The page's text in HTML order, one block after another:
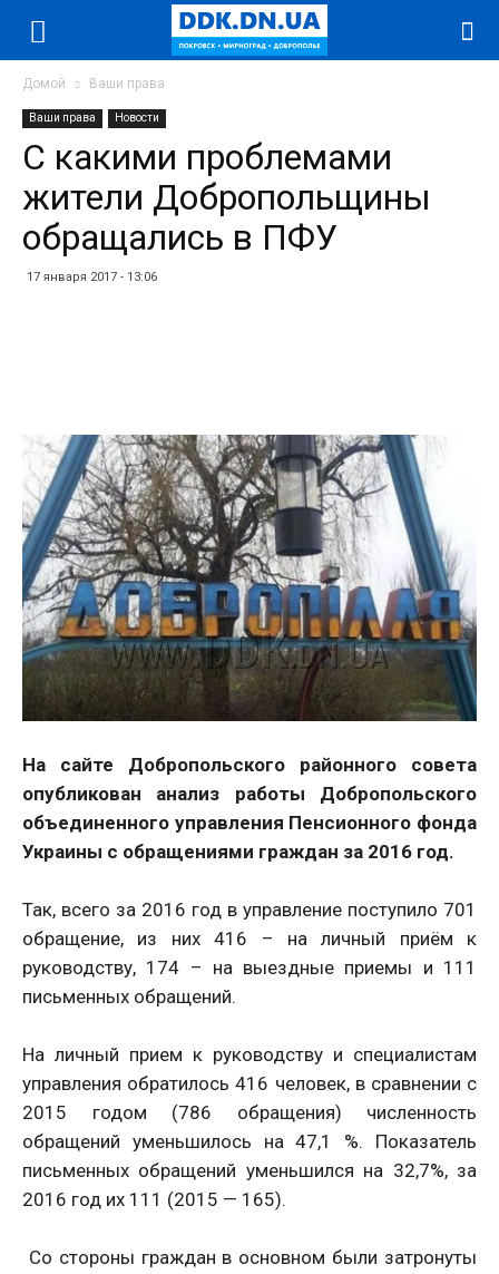
Домой Ваши права
Ваши права Новости
С какими проблемами
жители Добропольщины
обращались в ПФУ
17 января 2017 - 13:06
На сайте Добропольского районного совета
опубликован анализ работы Добропольского
объединенного управления Пенсионного фонда
Украины с обращениями граждан за 2016 год.
Так, всего за 2016 год в управление поступило 701
обращение, из них 416 – на личный приём к
руководству, 174 – на выездные приемы и 111
письменных обращений.
На личный прием к руководству и специалистам
управления обратилось 416 человек, в сравнении с
2015 годом (786 обращения) численность
обращений уменьшилось на 47,1 %. Показатель
письменных обращений уменьшился на 32,7%, за
2016 год их 111 (2015 — 165).
Со стороны граждан в основном были затронуты